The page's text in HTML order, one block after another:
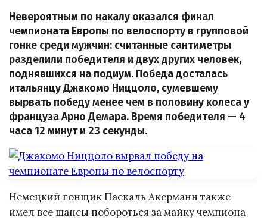
Невероятным по накалу оказался финал
чемпионата Европы по велоспорту в групповой
гонке среди мужчин: считанные сантиметры
разделили победителя и двух других человек,
поднявшихся на подиум. Победа досталась
итальянцу Джакомо Ниццоло, сумевшему
вырвать победу менее чем в половину колеса у
француза Арно Демара. Время победителя — 4
часа 12 минут и 23 секунды.
Немецкий гонщик Паскаль Акерманн также
имел все шансы побороться за майку чемпиона